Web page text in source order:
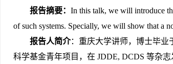
报告摘要： In this talk, we will introduce
of such systems. Specially, we will show that a
报告人简介：重庆大学讲师，博士毕业
科学基金青年项目，在 JDDE, DCDS 等杂志